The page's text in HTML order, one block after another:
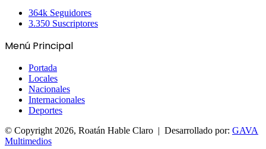
364k Seguidores
3.350 Suscriptores
Menú Principal
Portada
Locales
Nacionales
Internacionales
Deportes
© Copyright 2026, Roatán Hable Claro | Desarrollado por: GAVA
Multimedios